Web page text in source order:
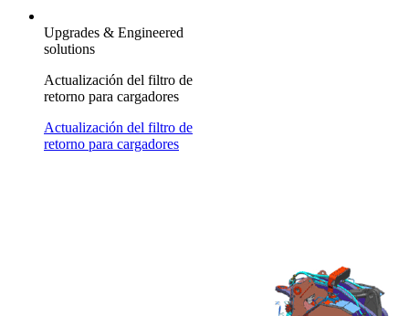
Upgrades & Engineered
solutions
Actualización del filtro de
retorno para cargadores
Actualización del filtro de
retorno para cargadores